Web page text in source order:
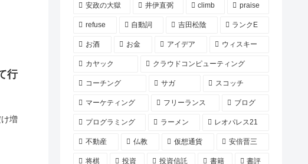
行
増
安政の大獄 井伊直弼 climb praise
refuse 自動詞 吉田松陰 ランクE
お酒 お金 アイデア ウィスキー
カヤック クラウドコンピューティング
コーチング サガ スコッチ
マーケティング フリーランス ブログ
プログラミング ラーメン レオパレス21
不動産 仏教 仮想通貨 安倍晋三
将棋 投資 投資信託 書籍 書評